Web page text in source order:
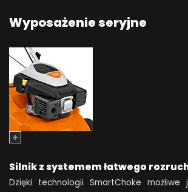
Wyposażenie seryjne
Silnik z systemem łatwego
Dzięki technologii SmartChoke możliwe